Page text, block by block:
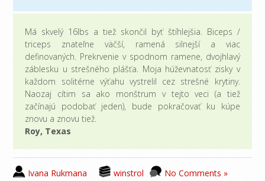
Má skvelý 16lbs a tiež skončil byť štíhlejšia. Biceps /
triceps znateľne väčší, ramená silnejší a viac
definovaných. Prekrvenie v spodnom ramene, dvojhlavý
záblesku u strešného plášťa. Moja húževnatosť zisky v
každom solitérne výťahu vystrelil cez strešné krytiny.
Naozaj cítim sa ako monštrum v tejto veci (a tiež
začínajú podobať jeden), bude pokračovať ku kúpe
znovu a znovu tiež.
Roy, Texas
Ivana Rukmana winstrol No Comments »